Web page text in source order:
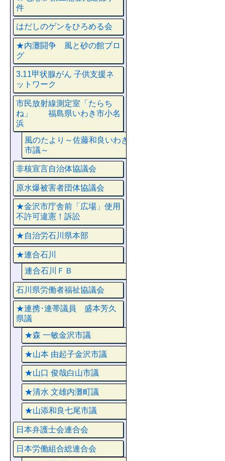
件
はだしのゲンをひろめる会
★内灘闘争 風と砂の館ブロ
グ
3.11甲状腺がん 子供支援ネ
ットワーク
市民放射線測定室「たらち
ね」 福島県いわき市小名
浜
風のたより～佐藤和良いわき
市議～
非核宣言自治体協議会
原水爆被害者団体協議会
★金沢市庁舎前「広場」使用
不許可違憲！訴訟
★自治労石川県本部
★連合石川
連合石川ＦＢ
石川県労働者福祉協議会
★連携･連帯議員 盛本芳久
県議
★森 一敏金沢市議
★山本 由起子金沢市議
★山口 俊哉白山市議
★清水 文雄内灘町議
★山添和良七尾市議
日本弁護士会連合会
日本労働組合総連合会